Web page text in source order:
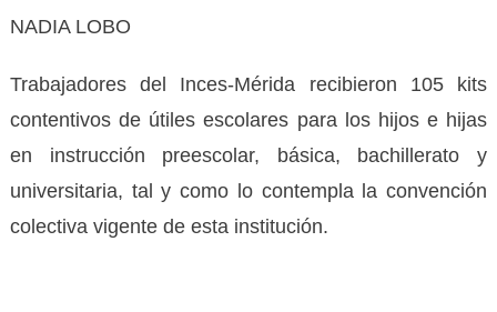
NADIA LOBO
Trabajadores del Inces-Mérida recibieron 105 kits
contentivos de útiles escolares para los hijos e hijas
en instrucción preescolar, básica, bachillerato y
universitaria, tal y como lo contempla la convención
colectiva vigente de esta institución.